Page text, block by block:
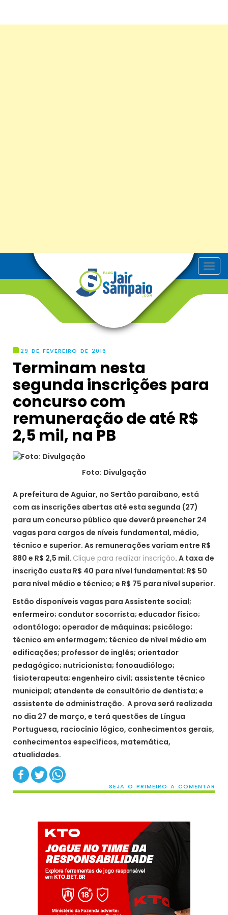
T
o
29 DE FEVEREIRO DE 2016
Terminam nesta
segunda inscrições para
concurso com
remuneração de até R$
2,5 mil, na PB
Foto: Divulgação
A prefeitura de Aguiar, no Sertão paraibano, está
com as inscrições abertas até esta segunda (27)
para um concurso público que deverá preencher 24
vagas para cargos de níveis fundamental, médio,
técnico e superior. As remunerações variam entre R$
880 e R$ 2,5 mil. Clique para realizar inscrição. A taxa de
inscrição custa R$ 40 para nível fundamental; R$ 50
para nível médio e técnico; e R$ 75 para nível superior.
Estão disponíveis vagas para Assistente social;
enfermeiro; condutor socorrista; educador físico;
odontólogo; operador de máquinas; psicólogo;
técnico em enfermagem; técnico de nível médio em
edificações; professor de inglês; orientador
pedagógico; nutricionista; fonoaudiólogo;
fisioterapeuta; engenheiro civil; assistente técnico
municipal; atendente de consultório de dentista; e
assistente de administração. A prova será realizada
no dia 27 de março, e terá questões de Língua
Portuguesa, raciocínio lógico, conhecimentos gerais,
conhecimentos específicos, matemática,
atualidades.
SEJA O PRIMEIRO A COMENTAR